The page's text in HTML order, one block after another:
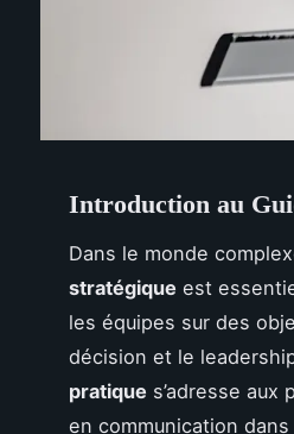
Introduction au
Dans le monde
stratégique est
les équipes sur des
décision et le
pratique s’adresse
en communication